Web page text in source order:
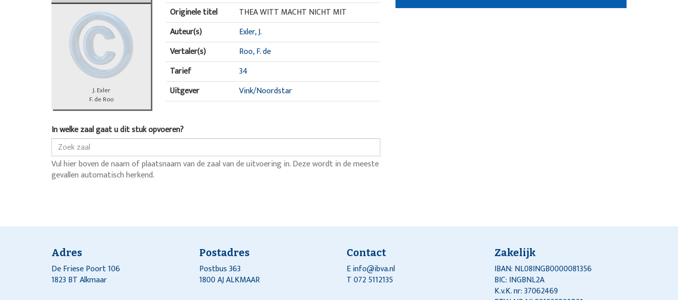
J. Exler
F. de Roo
Originele titel
THEA WITT MACHT NICHT MIT
Auteur(s)
Exler, J.
Vertaler(s)
Roo, F. de
Tarief
34
Uitgever
Vink/Noordstar
In welke zaal gaat u dit stuk opvoeren?
Vul hier boven de naam of plaatsnaam van de zaal van de uitvoering in. Deze wordt in de meeste
gevallen automatisch herkend.
Adres
De Friese Poort 106
1823 BT Alkmaar
Postadres
Postbus 363
1800 AJ ALKMAAR
Contact
Einfo@ibva.nl
T 072 5112135
Zakelijk
IBAN: NL08INGB0000081356
BIC: INGBNL2A
K.v.K. nr: 37062469